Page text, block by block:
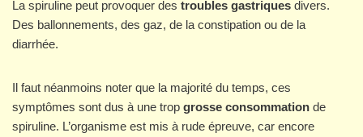
La spiruline peut provoquer des troubles gastriques divers.
Des ballonnements, des gaz, de la constipation ou de la
diarrhée.
Il faut néanmoins noter que la majorité du temps, ces
symptômes sont dus à une trop grosse consommation de
spiruline. L’organisme est mis à rude épreuve, car encore